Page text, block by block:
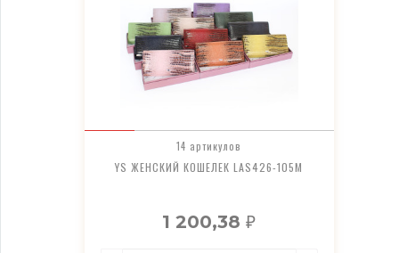
14 артикулов
YS ЖЕНСКИЙ КОШЕЛЕК LAS426-105M
1 200,38₽